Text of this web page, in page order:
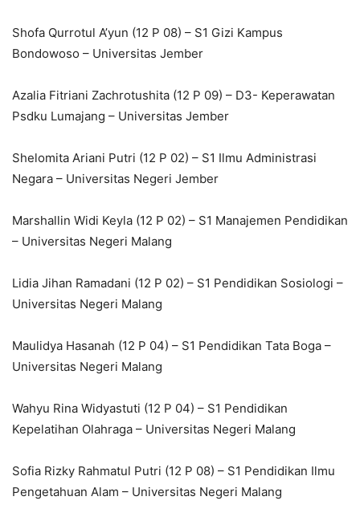
Shofa Qurrotul A’yun (12 P 08) – S1 Gizi Kampus
Bondowoso – Universitas Jember
Azalia Fitriani Zachrotushita (12 P 09) – D3- Keperawatan
Psdku Lumajang – Universitas Jember
Shelomita Ariani Putri (12 P 02) – S1 Ilmu Administrasi
Negara – Universitas Negeri Jember
Marshallin Widi Keyla (12 P 02) – S1 Manajemen Pendidikan
– Universitas Negeri Malang
Lidia Jihan Ramadani (12 P 02) – S1 Pendidikan Sosiologi –
Universitas Negeri Malang
Maulidya Hasanah (12 P 04) – S1 Pendidikan Tata Boga –
Universitas Negeri Malang
Wahyu Rina Widyastuti (12 P 04) – S1 Pendidikan
Kepelatihan Olahraga – Universitas Negeri Malang
Sofia Rizky Rahmatul Putri (12 P 08) – S1 Pendidikan Ilmu
Pengetahuan Alam – Universitas Negeri Malang